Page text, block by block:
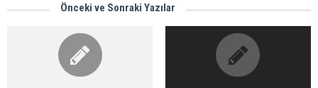
Önceki ve Sonraki Yazılar